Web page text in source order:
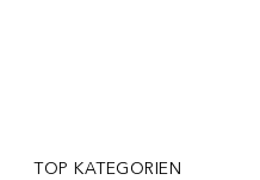
TOP KATEGORIEN